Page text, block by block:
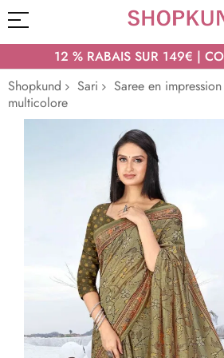
12 % RABAIS SUR 149€ |
Shopkund
Sari
Saree en
multicolore